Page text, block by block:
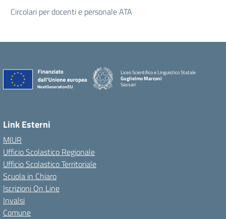
Circolari per docenti e personale ATA
Liceo Scientifico e Linguistico Statale
Guglielmo Marconi
Sassari
Link Esterni
MIUR
Ufficio Scolastico Regionale
Ufficio Scolastico Territoriale
Scuola in Chiaro
Iscrizioni On Line
Invalsi
Comune